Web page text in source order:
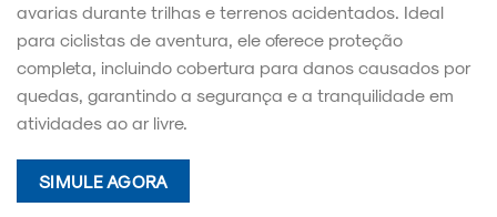
avarias durante trilhas e terrenos acidentados. Ideal
para ciclistas de aventura, ele oferece proteção
completa, incluindo cobertura para danos causados por
quedas, garantindo a segurança e a tranquilidade em
atividades ao ar livre.
SIMULE AGORA